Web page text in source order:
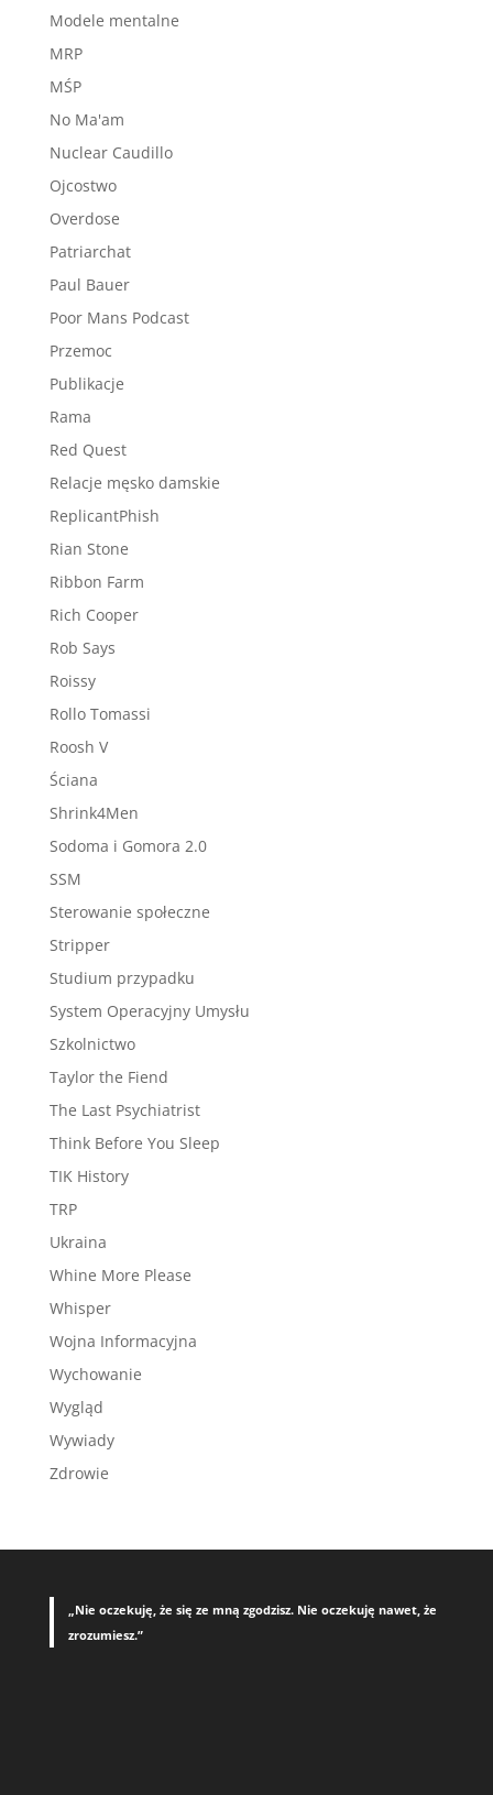
Modele mentalne
MRP
MŚP
No Ma'am
Nuclear Caudillo
Ojcostwo
Overdose
Patriarchat
Paul Bauer
Poor Mans Podcast
Przemoc
Publikacje
Rama
Red Quest
Relacje męsko damskie
ReplicantPhish
Rian Stone
Ribbon Farm
Rich Cooper
Rob Says
Roissy
Rollo Tomassi
Roosh V
Ściana
Shrink4Men
Sodoma i Gomora 2.0
SSM
Sterowanie społeczne
Stripper
Studium przypadku
System Operacyjny Umysłu
Szkolnictwo
Taylor the Fiend
The Last Psychiatrist
Think Before You Sleep
TIK History
TRP
Ukraina
Whine More Please
Whisper
Wojna Informacyjna
Wychowanie
Wygląd
Wywiady
Zdrowie
„Nie oczekuję, że się ze mną zgodzisz. Nie oczekuję nawet, że
zrozumiesz.”